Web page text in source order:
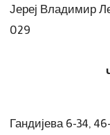
Јереј Владимир
029
Гандијева 6-34,